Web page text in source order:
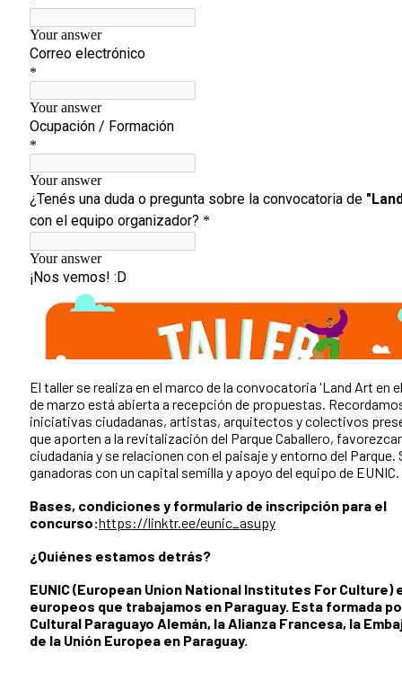
El taller se realiza en el marco de la convocatoria 'Land Art en
de marzo está abierta a recepción de propuestas.
iniciativas ciudadanas, artistas, arquitectos y colectivos
que aporten a la revitalización del Parque Caballero,
ciudadanía y se relacionen con el paisaje y entorno del
ganadoras con un capital semilla y apoyo del equipo de EUNIC.
Bases, condiciones y formulario de inscripción para el
concurso:https://linktr.ee/eunic_asupy
¿Quiénes estamos detrás?
EUNIC (European Union National Institutes For
europeos que trabajamos en Paraguay. Esta formada
Cultural Paraguayo Alemán, la Alianza Francesa, la
de la Unión Europea en Paraguay.